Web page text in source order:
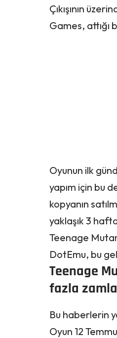
Çıkışının
Games, attığı
Oyunun ilk
yapım için bu
kopyanın
yaklaşık 3
Teenage
DotEmu, bu
Teenage
fazla
Bu haberlerin
Oyun 12